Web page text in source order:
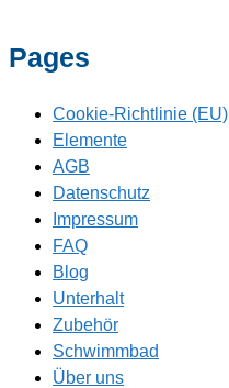
Pages
Cookie-Richtlinie (EU)
Elemente
AGB
Datenschutz
Impressum
FAQ
Blog
Unterhalt
Zubehör
Schwimmbad
Über uns